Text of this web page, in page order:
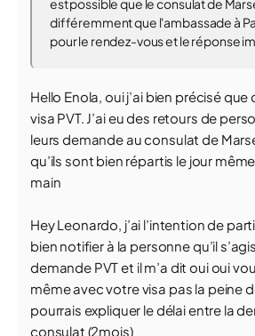
est possible que le consulat de
différemment que l'ambassade à
pour le rendez-vous et le réponse
Hello Enola, oui j’ai bien précisé que
visa PVT. J’ai eu des retours de
leurs demande au consulat de
qu’ils sont bien répartis le jour
main
Hey Leonardo, j’ai l’intention de
bien notifier à la personne qu’il
demande PVT et il m’a dit oui oui
même avec votre visa pas la peine
pourrais expliquer le délai entre la
consulat (2mois)